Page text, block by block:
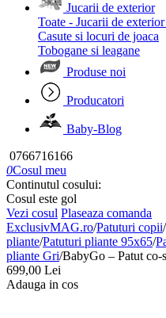
Jucarii de exterior
Toate - Jucarii de exterior
Casute si locuri de joaca
Tobogane si leagane
Produse noi
Producatori
Baby-Blog
0766716166
0Cosul meu
Continutul cosului:
Cosul este gol
Vezi cosul Plaseaza comanda
ExclusivMAG.ro/Patuturi copii/
pliante/Patuturi pliante 95x65/
pliante Gri/BabyGo – Patut co-
699,00 Lei
Adauga in cos